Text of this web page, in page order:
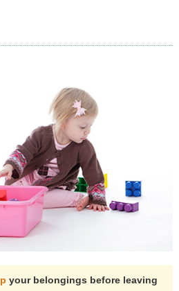
your belongings before leaving